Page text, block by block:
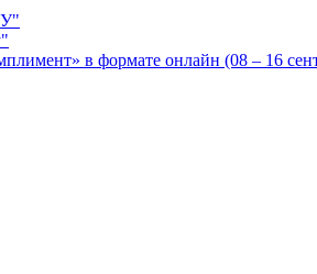
в формате онлайн (08 – 16